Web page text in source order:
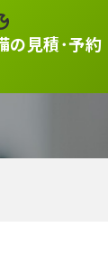
の 見積･予約